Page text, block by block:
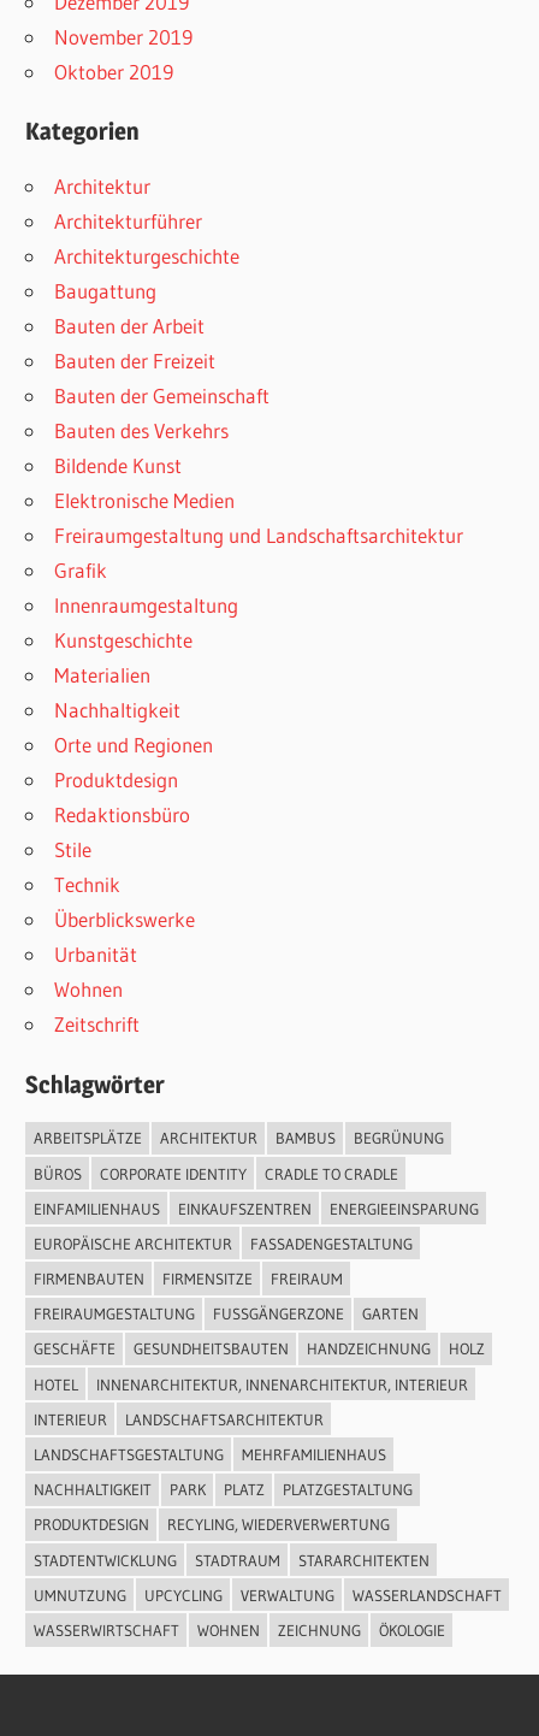
November 2019
Oktober 2019
Kategorien
Architektur
Architekturführer
Architekturgeschichte
Baugattung
Bauten der Arbeit
Bauten der Freizeit
Bauten der Gemeinschaft
Bauten des Verkehrs
Bildende Kunst
Elektronische Medien
Freiraumgestaltung und Landschaftsarchitektur
Grafik
Innenraumgestaltung
Kunstgeschichte
Materialien
Nachhaltigkeit
Orte und Regionen
Produktdesign
Redaktionsbüro
Stile
Technik
Überblickswerke
Urbanität
Wohnen
Zeitschrift
Schlagwörter
ARBEITSPLÄTZE ARCHITEKTUR BAMBUS
BEGRÜNUNG
BÜROS
CORPORATE IDENTITY
CRADLE TO CRADLE
EINFAMILIENHAUS
EINKAUFSZENTREN
ENERGIEEINSPARUNG
EUROPÄISCHE ARCHITEKTUR
FASSADENGESTALTUNG
FIRMENBAUTEN
FIRMENSITZE
FREIRAUM
FREIRAUMGESTALTUNG
FUSSGÄNGERZONE
GARTEN
GESCHÄFTE
GESUNDHEITSBAUTEN HANDZEICHNUNG
HOLZ
HOTEL
INNENARCHITEKTUR, INNENARCHITEKTUR, INTERIEUR
INTERIEUR
LANDSCHAFTSARCHITEKTUR
LANDSCHAFTSGESTALTUNG
MEHRFAMILIENHAUS
NACHHALTIGKEIT
PARK PLATZ
PLATZGESTALTUNG
PRODUKTDESIGN
RECYLING, WIEDERVERWERTUNG
STADTENTWICKLUNG
STADTRAUM
STARARCHITEKTEN
UMNUTZUNG
UPCYCLING VERWALTUNG
WASSERLANDSCHAFT
WASSERWIRTSCHAFT
WOHNEN ZEICHNUNG ÖKOLOGIE